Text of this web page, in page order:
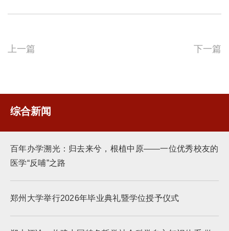
上一篇 下一篇
综合新闻
百年办学溯光：归去来兮，根植中原——一位优秀校友的
医学“反哺”之路
郑州大学举行2026年毕业典礼暨学位授予仪式